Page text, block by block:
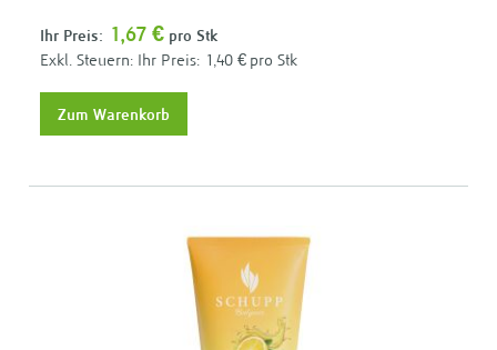
Ihr Preis: 1,67 € pro Stk
Ihr Preis: 1,40 € pro Stk
Zum Warenkorb